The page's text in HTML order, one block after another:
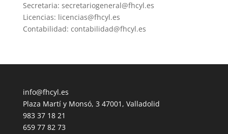
Secretaria: secretariogeneral@fhcyl.es
Licencias: licencias@fhcyl.es
Contabilidad: contabilidad@fhcyl.es
info@fhcyl.es
Plaza Martí y Monsó, 3 47001, Valladolid
983 37 18 21
659 77 82 73